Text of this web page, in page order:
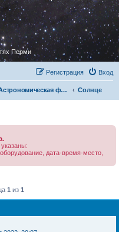
Перми
Вход
Регистрация
Астрономическая фотография Солнце
дата-время-место,
1 из 1